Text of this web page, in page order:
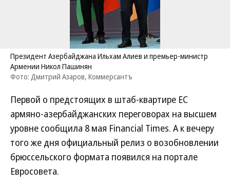
Президент Азербайджана Ильхам Алиев и премьер-министр
Армении Никол Пашинян
Фото: Дмитрий Азаров, Коммерсантъ
Первой о предстоящих в штаб-квартире ЕС
армяно-азербайджанских переговорах на высшем
уровне сообщила 8 мая Financial Times. А к вечеру
того же дня официальный релиз о возобновлении
брюссельского формата появился на портале
Евросовета.